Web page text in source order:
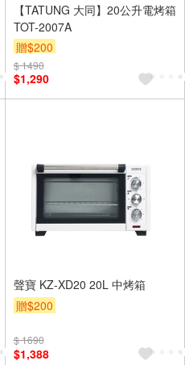
【TATUNG 大同】20公升電烤箱
TOT-2007A
贈$200
$ 1490
$1,290
聲寶 KZ-XD20 20L 中烤箱
贈$200
$ 1690
$1,388